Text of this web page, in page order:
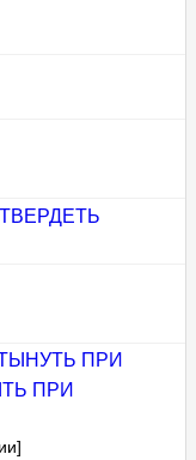
ТВЕРДЕТЬ
ПРИ
ПРИ